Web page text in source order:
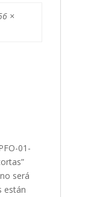
×
01-
será
están